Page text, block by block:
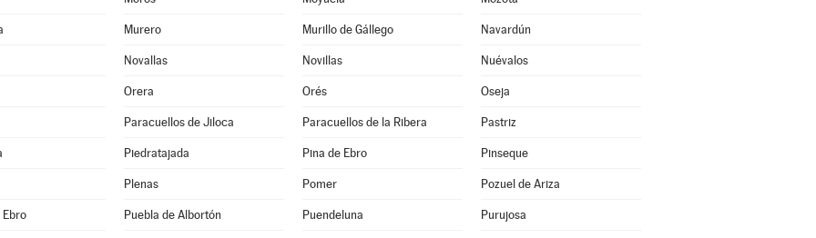
Murero Murillo de Gállego Navardún
Novallas Novillas Nuévalos
Orera Orés Oseja
Paracuellos de Jiloca Paracuellos de la Ribera Pastriz
Piedratajada Pina de Ebro Pinseque
Plenas Pomer Pozuel de Ariza
Ebro Puebla de Albortón Puendeluna Purujosa